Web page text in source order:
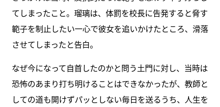
てしまったこと。瑠璃は、体罰を校長に告発すると脅す
範子を制止したい一心で彼女を追いかけたところ、滑落
させてしまったと告白。
なぜ今になって自首したのかと問う土門に対し、当時は
恐怖のあまり打ち明けることはできなかったが、教師と
しての道も開けずパッとしない毎日を送るうち、人生を